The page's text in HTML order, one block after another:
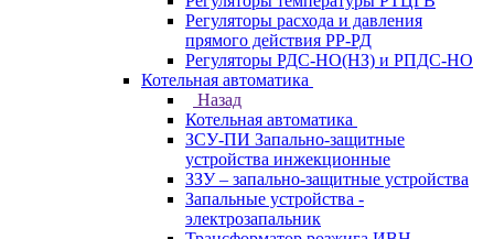
Регуляторы расхода и давления
прямого действия РР-РД
Регуляторы РДС-НО(НЗ) и РПДС-НО
Котельная автоматика
Назад
Котельная автоматика
ЗСУ-ПИ Запально-защитные
устройства инжекционные
ЗЗУ – запально-защитные устройства
Запальные устройства -
электрозапальник